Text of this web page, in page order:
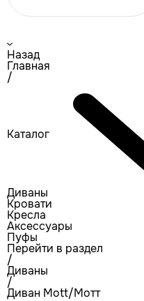
Назад
Главная
/
Каталог
Диваны
Кровати
Кресла
Аксессуары
Пуфы
Перейти в раздел
/
Диваны
/
Диван Mott/Мотт